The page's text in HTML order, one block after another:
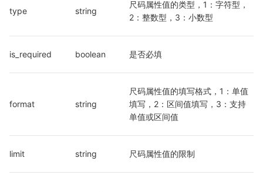
type string
尺码属性值的类型，1：字符型，
2：整数型，3：小数型
is_required boolean 是否必填
format string
尺码属性值的填写格式，1：单值
填写，2：区间值填写，3：支持
单值或区间值
limit string 尺码属性值的限制